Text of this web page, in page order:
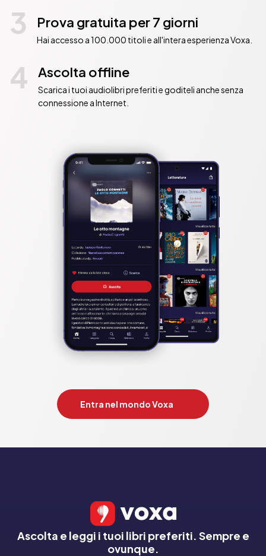
3 Prova gratuita per 7 giorni
Hai accesso a 100.000 titoli e all'intera esperienza Voxa.
4 Ascolta offline
Scarica i tuoi audiolibri preferiti e goditeli anche senza
connessione a Internet.
Entra nel mondo Voxa
Ascolta e leggi i tuoi libri preferiti. Sempre e
ovunque.